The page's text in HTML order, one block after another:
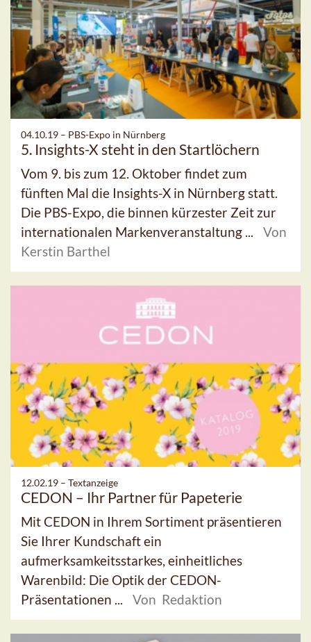
04.10.19 – PBS-Expo in Nürnberg
5. Insights-X steht in den Startlöchern
Vom 9. bis zum 12. Oktober findet zum
fünften Mal die Insights-X in Nürnberg statt.
Die PBS-Expo, die binnen kürzester Zeit zur
internationalen Markenveranstaltung ...
Von
Kerstin Barthel
12.02.19 – Textanzeige
CEDON – Ihr Partner für Papeterie
Mit CEDON in Ihrem Sortiment präsentieren
Sie Ihrer Kundschaft ein
aufmerksamkeitsstarkes, einheitliches
Warenbild: Die Optik der CEDON-
Präsentationen ...
Von Redaktion